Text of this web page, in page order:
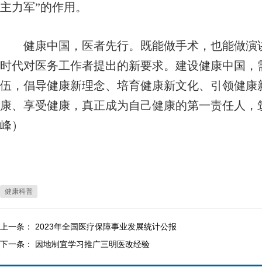
主力军”的作用。
健康中国，医者先行。既能做手术，也能做演
时代对医务工作者提出的新要求。建设健康中国
伍，倡导健康新理念、培育健康新文化、引领健
康、享受健康，真正成为自己健康的第一责任人
峰）
健康科普
上一条： 2023年全国医疗保障事业发展统计公报
下一条： 因地制宜学习推广三明医改经验